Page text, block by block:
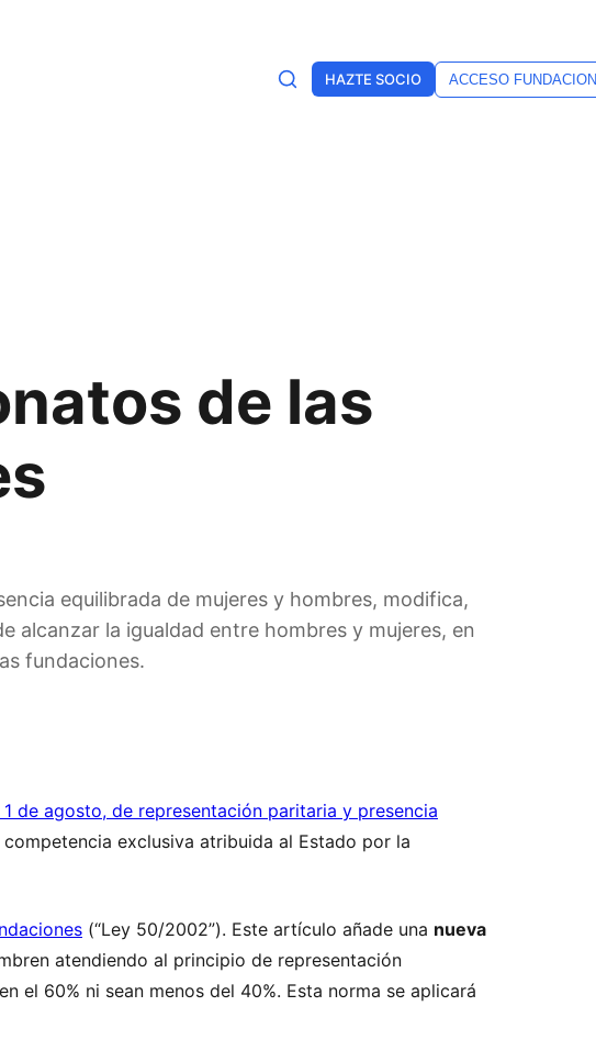
HAZTE SOCIO ACCESO
de las
equilibrada de mujeres y hombres, modifica,
alcanzar la igualdad entre hombres y mujeres, en
fundaciones.
de agosto, de representación paritaria y presencia
exclusiva atribuida al Estado por la
(“Ley 50/2002”). Este artículo añade una nueva
atendiendo al principio de representación
el 60% ni sean menos del 40%. Esta norma se aplicará